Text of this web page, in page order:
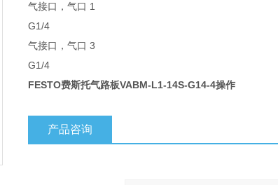
气接口，气口 1
G1/4
气接口，气口 3
G1/4
FESTO费斯托气路板VABM-L1-14S-G14-4操作
产品咨询